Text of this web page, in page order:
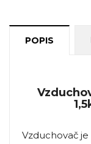
POPIS
Vzduchovač